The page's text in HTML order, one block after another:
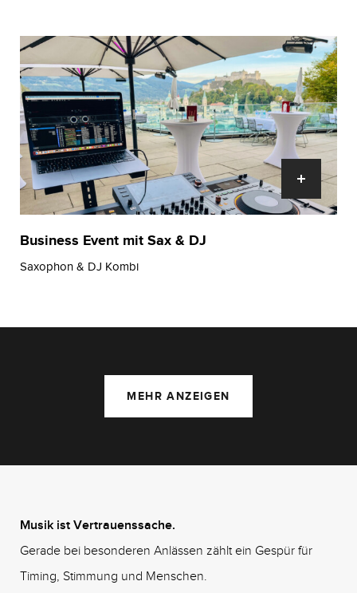
Business Event mit Sax & DJ
Saxophon & DJ Kombi
MEHR ANZEIGEN
Musik ist Vertrauenssache.
Gerade bei besonderen Anlässen zählt ein Gespür für
Timing, Stimmung und Menschen.